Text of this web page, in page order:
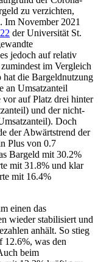
zu verzichten,
Im November 2021
der Universität St.
jedoch auf relativ
im Vergleich
die Bargeldnutzung
an Umsatzanteil
auf Platz drei hinter
und der nicht-
Doch
der Abwärtstrend der
Plus von 0.7
Bargeld mit 30.2%
mit 31.8% und klar
mit 16.4%
einen das
wieder stabilisiert und
anhält. So stieg
12.6%, was den
beim